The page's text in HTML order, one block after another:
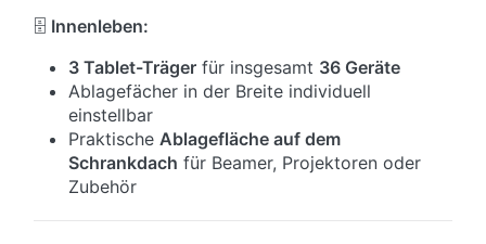
🗄 Innenleben:
3 Tablet-Träger für insgesamt 36 Geräte
Ablagefächer in der Breite individuell
einstellbar
Praktische Ablagefläche auf dem
Schrankdach für Beamer, Projektoren oder
Zubehör